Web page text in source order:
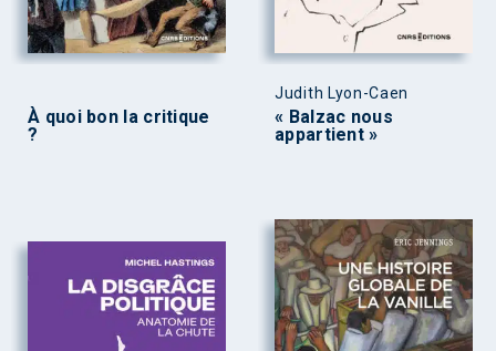
À quoi bon la critique
?
Judith Lyon-Caen
« Balzac nous
appartient »